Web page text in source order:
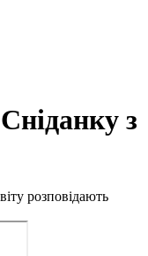
з
розповідають